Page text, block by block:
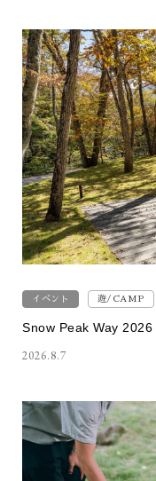
イベント 遊/CAMP
Snow Peak Way 2026
2026.8.7